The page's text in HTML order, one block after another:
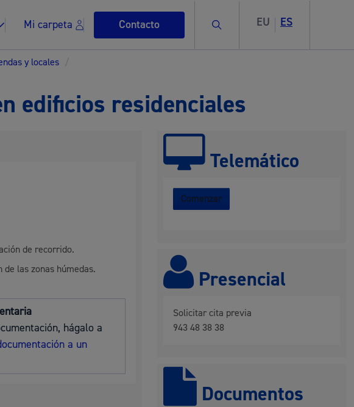
Mi carpeta Contacto Buscar EU ES
Espacio público, residuos y medioambiente
y locales /
edificios residenciales
Telemático
Comenzar
Presencial
Solicitar cita previa
943 48 38 38
Documentos
de recorrido.
las zonas húmedas.
hágalo a
a un